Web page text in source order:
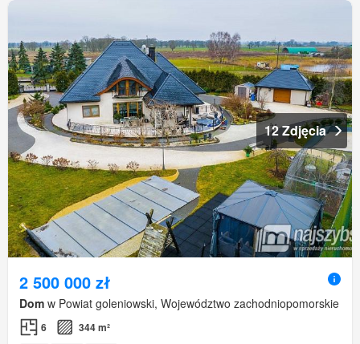
12 Zdjęcia
2 500 000 zł
Dom w Powiat goleniowski, Województwo zachodniopomorskie
6 344 m²